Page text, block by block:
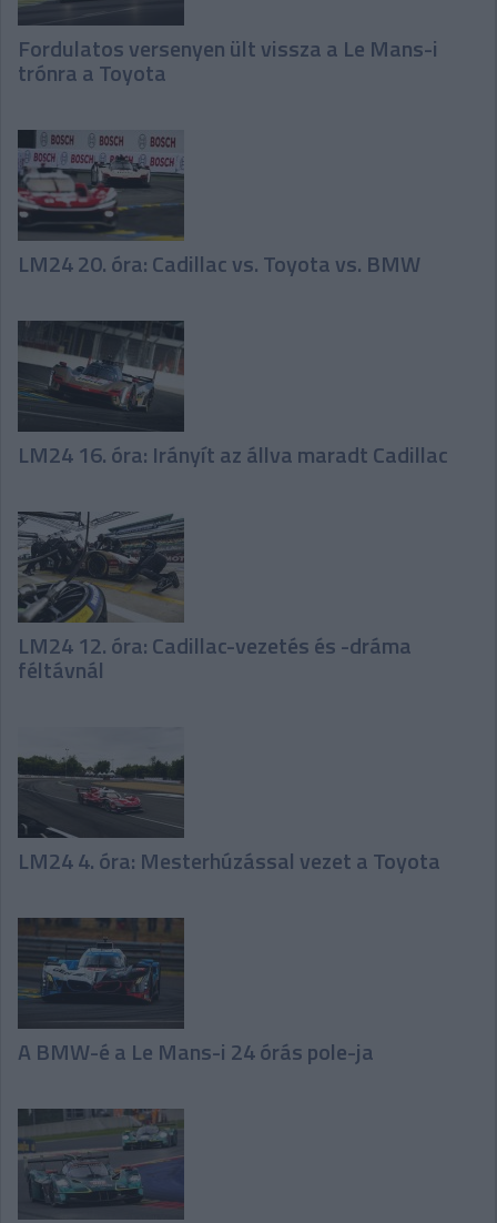
Fordulatos versenyen ült vissza a Le Mans-i
trónra a Toyota
LM24 20. óra: Cadillac vs. Toyota vs. BMW
LM24 16. óra: Irányít az állva maradt Cadillac
LM24 12. óra: Cadillac-vezetés és -dráma
féltávnál
LM24 4. óra: Mesterhúzással vezet a Toyota
A BMW-é a Le Mans-i 24 órás pole-ja